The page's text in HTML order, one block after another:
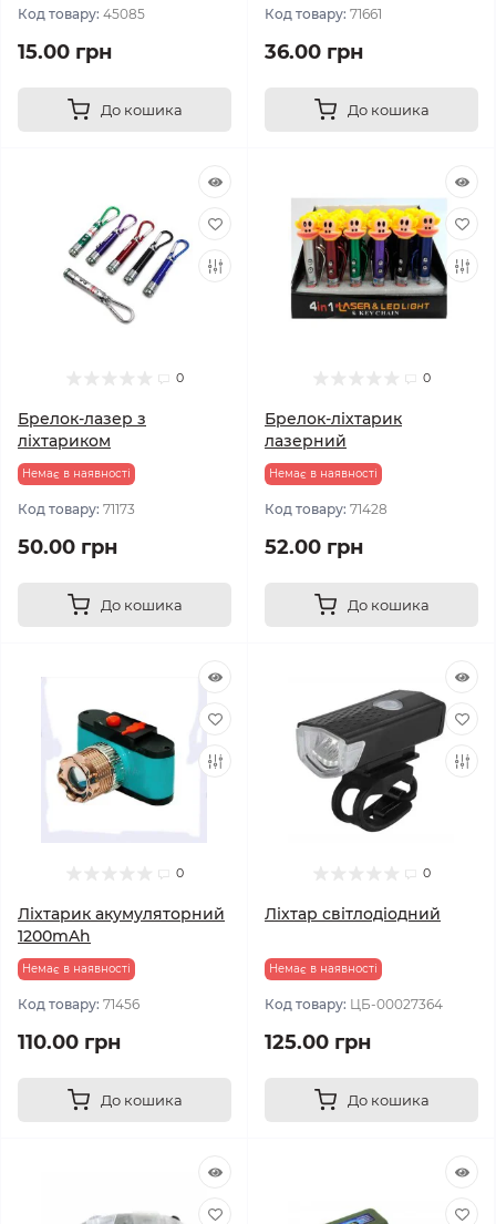
Код товару: 45085
15.00 грн
До кошика
Код товару: 71661
36.00 грн
До кошика
0
Брелок-лазер з
ліхтариком
Немає в наявності
Код товару: 71173
50.00 грн
До кошика
0
Брелок-ліхтарик
лазерний
Немає в наявності
Код товару: 71428
52.00 грн
До кошика
0
Ліхтарик акумуляторний
1200mAh
Немає в наявності
Код товару: 71456
110.00 грн
До кошика
0
Ліхтар світлодіодний
Немає в наявності
Код товару: ЦБ-00027364
125.00 грн
До кошика